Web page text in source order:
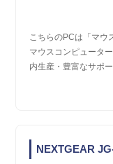
こちらのPCは「マウ
マウスコンピュータ
内生産・豊富なサポ
NEXTGEAR